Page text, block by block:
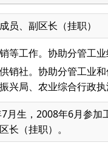
员、副区长（挂职）
等工作。协助分管工业
销社。协助分管工业
兴局、农业综合行政执
月生，2008年6月参加
长（挂职）。